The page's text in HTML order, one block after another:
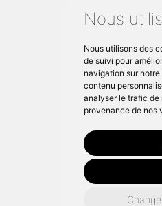
Nous
Nous utilisons des
de suivi pour
navigation sur
contenu
analyser le trafic de
provenance de nos